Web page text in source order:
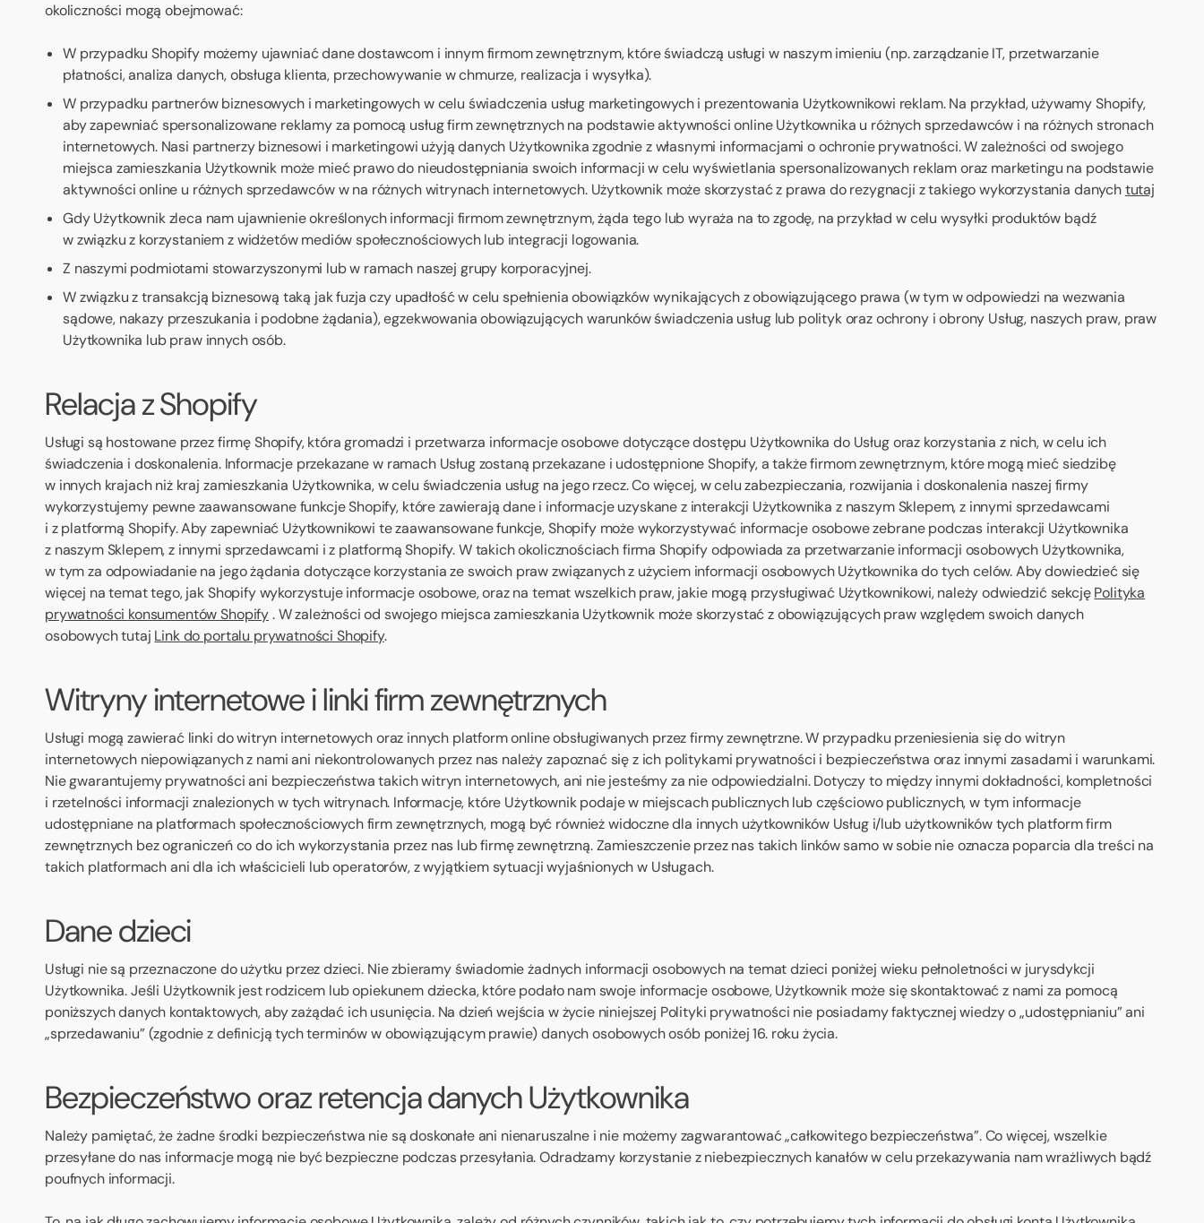
okoliczności mogą obejmować:
W przypadku Shopify możemy ujawniać dane dostawcom i innym firmom zewnętrznym, które świadczą usługi w naszym imieniu (np. zarządzanie IT, przetwarzanie
płatności, analiza danych, obsługa klienta, przechowywanie w chmurze, realizacja i wysyłka).
W przypadku partnerów biznesowych i marketingowych w celu świadczenia usług marketingowych i prezentowania Użytkownikowi reklam. Na przykład, używamy Shopify,
aby zapewniać spersonalizowane reklamy za pomocą usług firm zewnętrznych na podstawie aktywności online Użytkownika u różnych sprzedawców i na różnych stronach
internetowych. Nasi partnerzy biznesowi i marketingowi użyją danych Użytkownika zgodnie z własnymi informacjami o ochronie prywatności. W zależności od swojego
miejsca zamieszkania Użytkownik może mieć prawo do nieudostępniania swoich informacji w celu wyświetlania spersonalizowanych reklam oraz marketingu na podstawie
aktywności online u różnych sprzedawców w na różnych witrynach internetowych. Użytkownik może skorzystać z prawa do rezygnacji z takiego wykorzystania danychtutaj
Gdy Użytkownik zleca nam ujawnienie określonych informacji firmom zewnętrznym, żąda tego lub wyraża na to zgodę, na przykład w celu wysyłki produktów bądź
w związku z korzystaniem z widżetów mediów społecznościowych lub integracji logowania.
Z naszymi podmiotami stowarzyszonymi lub w ramach naszej grupy korporacyjnej.
W związku z transakcją biznesową taką jak fuzja czy upadłość w celu spełnienia obowiązków wynikających z obowiązującego prawa (w tym w odpowiedzi na wezwania
sądowe, nakazy przeszukania i podobne żądania), egzekwowania obowiązujących warunków świadczenia usług lub polityk oraz ochrony i obrony Usług, naszych praw, praw
Użytkownika lub praw innych osób.
Relacja z Shopify
Usługi są hostowane przez firmę Shopify, która gromadzi i przetwarza informacje osobowe dotyczące dostępu Użytkownika do Usług oraz korzystania z nich, w celu ich
świadczenia i doskonalenia. Informacje przekazane w ramach Usług zostaną przekazane i udostępnione Shopify, a także firmom zewnętrznym, które mogą mieć siedzibę
w innych krajach niż kraj zamieszkania Użytkownika, w celu świadczenia usług na jego rzecz. Co więcej, w celu zabezpieczania, rozwijania i doskonalenia naszej firmy
wykorzystujemy pewne zaawansowane funkcje Shopify, które zawierają dane i informacje uzyskane z interakcji Użytkownika z naszym Sklepem, z innymi sprzedawcami
i z platformą Shopify. Aby zapewniać Użytkownikowi te zaawansowane funkcje, Shopify może wykorzystywać informacje osobowe zebrane podczas interakcji Użytkownika
z naszym Sklepem, z innymi sprzedawcami i z platformą Shopify. W takich okolicznościach firma Shopify odpowiada za przetwarzanie informacji osobowych Użytkownika,
w tym za odpowiadanie na jego żądania dotyczące korzystania ze swoich praw związanych z użyciem informacji osobowych Użytkownika do tych celów. Aby dowiedzieć się
więcej na temat tego, jak Shopify wykorzystuje informacje osobowe, oraz na temat wszelkich praw, jakie mogą przysługiwać Użytkownikowi, należy odwiedzić sekcjęPolityka
prywatności konsumentów Shopify. W zależności od swojego miejsca zamieszkania Użytkownik może skorzystać z obowiązujących praw względem swoich danych
osobowych tutaj Link do portalu prywatności Shopify.
Witryny internetowe i linki firm zewnętrznych
Usługi mogą zawierać linki do witryn internetowych oraz innych platform online obsługiwanych przez firmy zewnętrzne. W przypadku przeniesienia się do witryn
internetowych niepowiązanych z nami ani niekontrolowanych przez nas należy zapoznać się z ich politykami prywatności i bezpieczeństwa oraz innymi zasadami i warunkami.
Nie gwarantujemy prywatności ani bezpieczeństwa takich witryn internetowych, ani nie jesteśmy za nie odpowiedzialni. Dotyczy to między innymi dokładności, kompletności
i rzetelności informacji znalezionych w tych witrynach. Informacje, które Użytkownik podaje w miejscach publicznych lub częściowo publicznych, w tym informacje
udostępniane na platformach społecznościowych firm zewnętrznych, mogą być również widoczne dla innych użytkowników Usług i/lub użytkowników tych platform firm
zewnętrznych bez ograniczeń co do ich wykorzystania przez nas lub firmę zewnętrzną. Zamieszczenie przez nas takich linków samo w sobie nie oznacza poparcia dla treści na
takich platformach ani dla ich właścicieli lub operatorów, z wyjątkiem sytuacji wyjaśnionych w Usługach.
Dane dzieci
Usługi nie są przeznaczone do użytku przez dzieci. Nie zbieramy świadomie żadnych informacji osobowych na temat dzieci poniżej wieku pełnoletności w jurysdykcji
Użytkownika. Jeśli Użytkownik jest rodzicem lub opiekunem dziecka, które podało nam swoje informacje osobowe, Użytkownik może się skontaktować z nami za pomocą
poniższych danych kontaktowych, aby zażądać ich usunięcia. Na dzień wejścia w życie niniejszej Polityki prywatności nie posiadamy faktycznej wiedzy o „udostępnianiu” ani
„sprzedawaniu” (zgodnie z definicją tych terminów w obowiązującym prawie) danych osobowych osób poniżej 16. roku życia.
Bezpieczeństwo oraz retencja danych Użytkownika
Należy pamiętać, że żadne środki bezpieczeństwa nie są doskonałe ani nienaruszalne i nie możemy zagwarantować „całkowitego bezpieczeństwa”. Co więcej, wszelkie
przesyłane do nas informacje mogą nie być bezpieczne podczas przesyłania. Odradzamy korzystanie z niebezpiecznych kanałów w celu przekazywania nam wrażliwych bądź
poufnych informacji.